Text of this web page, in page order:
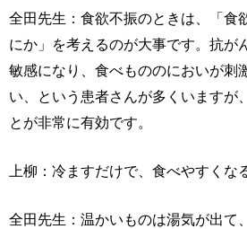
全田先生：食欲不振のときは、「食
にか」を考えるのが大事です。抗が
敏感になり、食べもののにおいが刺
い、という患者さんが多くいますが
とが非常に有効です。
上柳：冷ますだけで、食べやすくな
全田先生：温かいものは湯気が出て